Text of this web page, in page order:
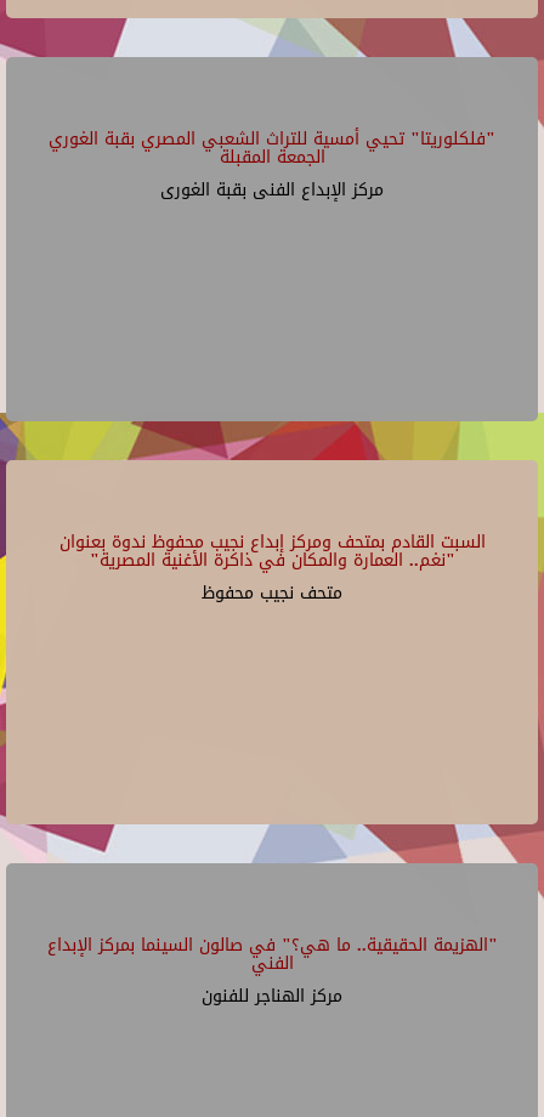
"فلكلوريتا" تحيي أمسية للتراث الشعبي المصري بقبة الغوري
الجمعة المقبلة
مركز الإبداع الفنى بقبة الغورى
السبت القادم بمتحف ومركز إبداع نجيب محفوظ ندوة بعنوان
"نغم.. العمارة والمكان في ذاكرة الأغنية المصرية"
متحف نجيب محفوظ
"الهزيمة الحقيقية.. ما هي؟" في صالون السينما بمركز الإبداع
الفني
مركز الهناجر للفنون